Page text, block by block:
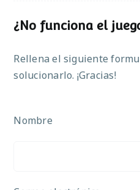
¿No funciona el
Rellena el siguiente
solucionarlo. ¡Gracias!
Nombre